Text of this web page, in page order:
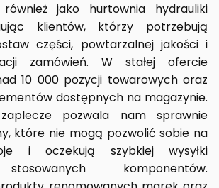
również jako hurtownia hydrauliki
klientów, którzy potrzebują
części, powtarzalnej jakości i
zamówień. W stałej ofercie
10 000 pozycji towarowych oraz
dostępnych na magazynie.
pozwala nam sprawnie
które nie mogą pozwolić sobie na
i oczekują szybkiej wysyłki
komponentów.